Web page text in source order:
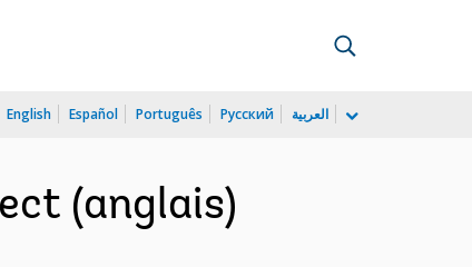
English Español Português Русский العربية
(anglais)